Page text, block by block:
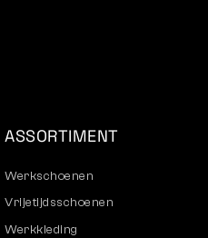
ASSORTIMENT
Werkschoenen
Vrijetijdsschoenen
Werkkleding